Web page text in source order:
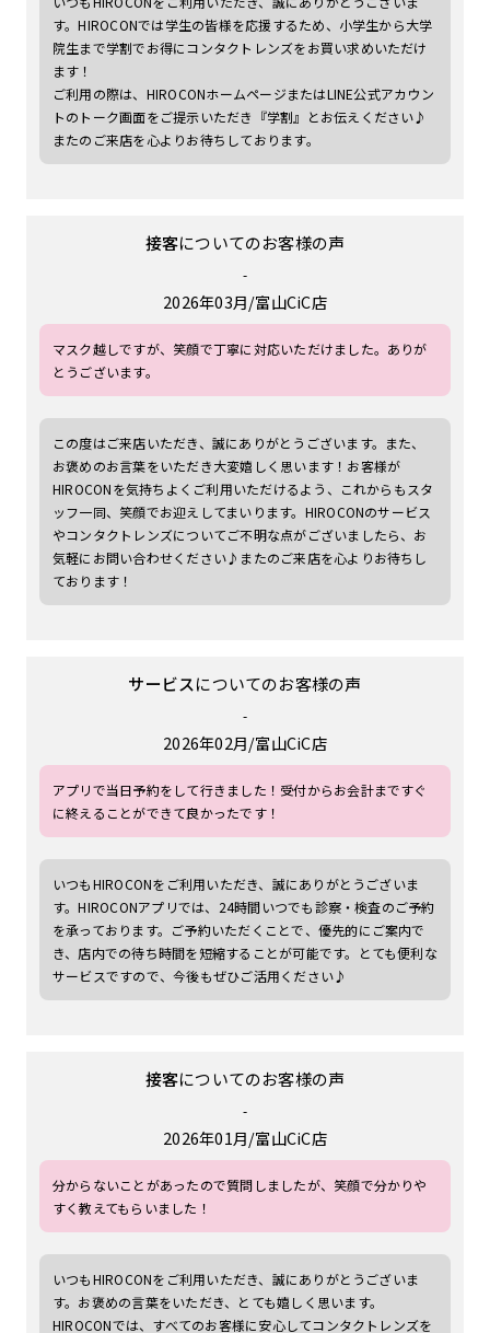
す。HIROCONでは学生の皆様を応援するため、小学生から大学
院生まで学割でお得にコンタクトレンズをお買い求めいただけ
ます！
ご利用の際は、HIROCONホームページまたはLINE公式アカウン
トのトーク画面をご提示いただき『学割』とお伝えください♪
またのご来店を心よりお待ちしております。
接客についてのお客様の声
-
2026年03月 富山CiC店
マスク越しですが、笑顔で丁寧に対応いただけました。ありが
とうございます。
この度はご来店いただき、誠にありがとうございます。また、
お褒めのお言葉をいただき大変嬉しく思います！お客様が
HIROCONを気持ちよくご利用いただけるよう、これからもスタ
ッフ一同、笑顔でお迎えしてまいります。HIROCONのサービス
やコンタクトレンズについてご不明な点がございましたら、お
気軽にお問い合わせください♪またのご来店を心よりお待ちし
ております！
サービスについてのお客様の声
-
2026年02月 富山CiC店
アプリで当日予約をして行きました！受付からお会計まですぐ
に終えることができて良かったです！
いつもHIROCONをご利用いただき、誠にありがとうございま
す。HIROCONアプリでは、24時間いつでも診察・検査のご予約
を承っております。ご予約いただくことで、優先的にご案内で
き、店内での待ち時間を短縮することが可能です。とても便利な
サービスですので、今後もぜひご活用ください♪
接客についてのお客様の声
-
2026年01月 富山CiC店
分からないことがあったので質問しましたが、笑顔で分かりや
すく教えてもらいました！
いつもHIROCONをご利用いただき、誠にありがとうございま
す。お褒めの言葉をいただき、とても嬉しく思います。
HIROCONでは、すべてのお客様に安心してコンタクトレンズを